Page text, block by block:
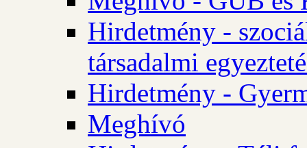
Hirdetmény -
társadalmi
Hirdetmény -
Meghívó